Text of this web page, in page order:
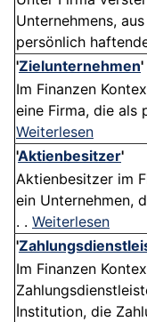
Unternehmens,
persönlich
'Zielunternehmen'
Im Finanzen
eine Firma, die als
Weiterlesen
'Aktienbesitzer'
Aktienbesitzer im
ein Unternehmen,
. . Weiterlesen
'
Im Finanzen
Institution, die